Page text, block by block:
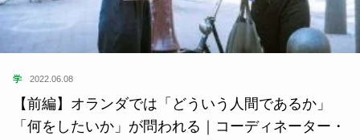
学 2022.06.08
【前編】オランダでは「どういう人間であるか」
「何をしたいか」が問われる｜コーディネーター・